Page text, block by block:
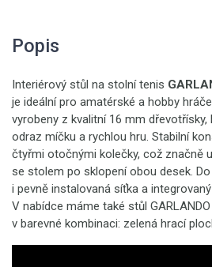
Popis
Interiérový stůl na stolní tenis
je ideální pro amatérské a hobby
vyrobeny z kvalitní 16 mm
odraz míčku a rychlou hru. Stabilní
čtyřmi otočnými kolečky, což značně
se stolem po sklopení obou desek.
i pevně instalovaná síťka a
V nabídce máme také stůl
v barevné kombinaci: zelená hrací